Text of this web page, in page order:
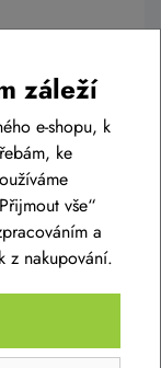
Mango -
záleží
e-shopu, k
ke
vše“
a
z nakupování.